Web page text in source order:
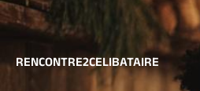
RENCONTRE2CELIBATAIRE